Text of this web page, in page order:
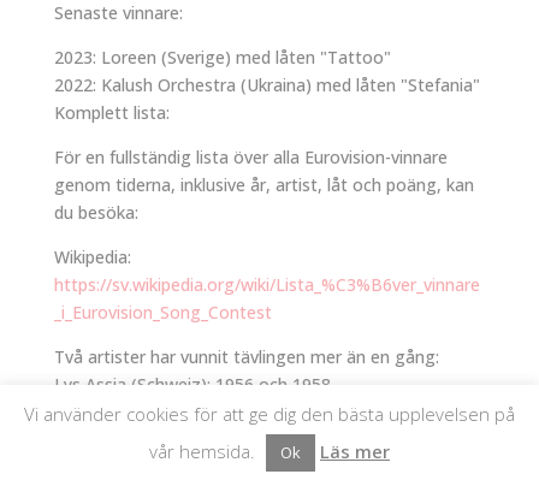
Senaste vinnare:
2023: Loreen (Sverige) med låten "Tattoo"
2022: Kalush Orchestra (Ukraina) med låten "Stefania"
Komplett lista:
För en fullständig lista över alla Eurovision-vinnare
genom tiderna, inklusive år, artist, låt och poäng, kan
du besöka:
Wikipedia:
https://sv.wikipedia.org/wiki/Lista_%C3%B6ver_vinnare
_i_Eurovision_Song_Contest
Två artister har vunnit tävlingen mer än en gång:
Lys Assia (Schweiz): 1956 och 1958
Loreen (Sverige): 2012 och 2023
Sverige har flest totala poäng genom tiderna (5341).
Tävlingen har hållits varje år sedan 1956, förutom
Vi använder cookies för att ge dig den bästa upplevelsen på
vår hemsida.
Ok Läs mer